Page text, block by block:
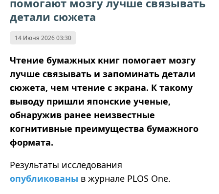
помогают мозгу лучше связывать
детали сюжета
14 Июня 2026 03:30
Чтение бумажных книг помогает мозгу
лучше связывать и запоминать детали
сюжета, чем чтение с экрана. К такому
выводу пришли японские ученые,
обнаружив ранее неизвестные
когнитивные преимущества бумажного
формата.
Результаты исследования
опубликованы в журнале PLOS One.